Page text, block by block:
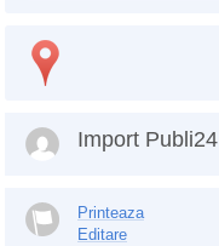
Import Publi24
Printeaza
Editare